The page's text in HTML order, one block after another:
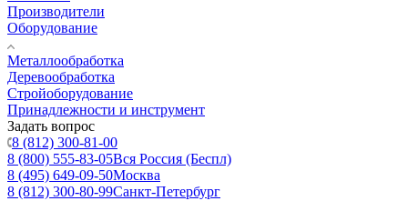
Производители
Оборудование
Металлообработка
Деревообработка
Стройоборудование
Принадлежности и инструмент
Задать вопрос
8 (812) 300-81-00
8 (800) 555-83-05Вся Россия (Беспл)
8 (495) 649-09-50Москва
8 (812) 300-80-99Санкт-Петербург